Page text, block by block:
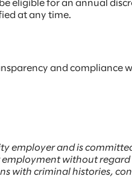
eligible for an annual
at any time.
and compliance
employer and is
without
with criminal histories,